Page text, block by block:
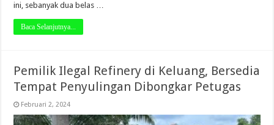
ini, sebanyak dua belas …
Baca Selanjutnya...
Pemilik Ilegal Refinery di Keluang, Bersedia
Tempat Penyulingan Dibongkar Petugas
Februari 2, 2024